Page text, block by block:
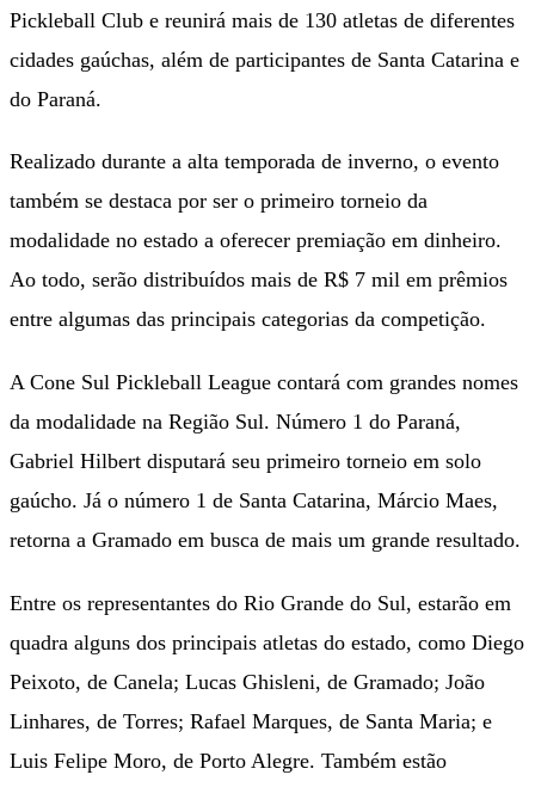
Pickleball Club e reunirá mais de 130 atletas de diferentes
cidades gaúchas, além de participantes de Santa Catarina e
do Paraná.
Realizado durante a alta temporada de inverno, o evento
também se destaca por ser o primeiro torneio da
modalidade no estado a oferecer premiação em dinheiro.
Ao todo, serão distribuídos mais de R$ 7 mil em prêmios
entre algumas das principais categorias da competição.
A Cone Sul Pickleball League contará com grandes nomes
da modalidade na Região Sul. Número 1 do Paraná,
Gabriel Hilbert disputará seu primeiro torneio em solo
gaúcho. Já o número 1 de Santa Catarina, Márcio Maes,
retorna a Gramado em busca de mais um grande resultado.
Entre os representantes do Rio Grande do Sul, estarão em
quadra alguns dos principais atletas do estado, como Diego
Peixoto, de Canela; Lucas Ghisleni, de Gramado; João
Linhares, de Torres; Rafael Marques, de Santa Maria; e
Luis Felipe Moro, de Porto Alegre. Também estão